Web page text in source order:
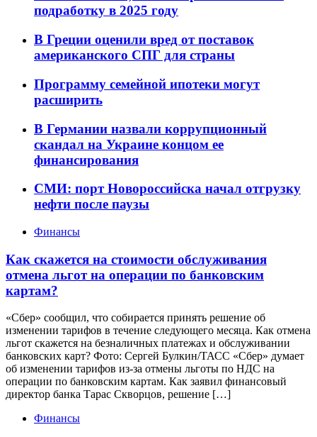
подработку в 2025 году
В Греции оценили вред от поставок
американского СПГ для страны
Программу семейной ипотеки могут
расширить
В Германии назвали коррупционный
скандал на Украине концом ее
финансирования
СМИ: порт Новороссийска начал отгрузку
нефти после паузы
Финансы
Как скажется на стоимости обслуживания
отмена льгот на операции по банковским
картам?
«Сбер» сообщил, что собирается принять решение об
изменении тарифов в течение следующего месяца. Как отмена
льгот скажется на безналичных платежах и обслуживании
банковских карт? Фото: Сергей Булкин/ТАСС «Сбер» думает
об изменении тарифов из-за отмены льготы по НДС на
операции по банковским картам. Как заявил финансовый
директор банка Тарас Скворцов, решение […]
Финансы